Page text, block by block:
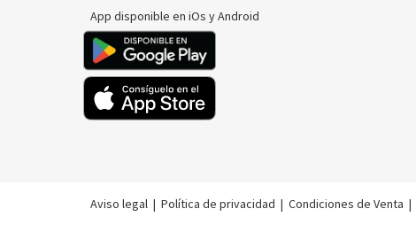
App disponible en iOs y Android
Aviso legal | Política de privacidad | Condiciones de Venta |